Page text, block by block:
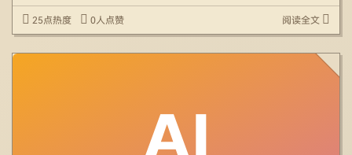
求。 本文基于 Qwen Agent 二次开发，打造一套支持混合
25点热度 0人点赞 阅读全文